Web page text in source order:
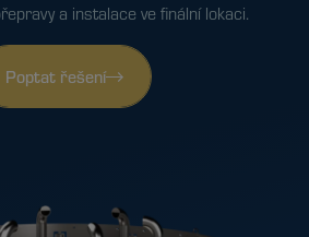
a instalace ve finální lokaci.
Poptat řešení